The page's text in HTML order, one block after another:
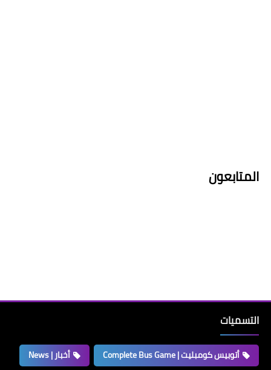
المتابعون
التسميات
أتوبيس كومبليت | Complete Bus Game
أخبار | News